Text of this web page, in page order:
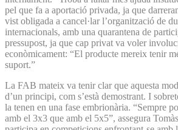
pel que fa a aportació privada, ja que
vist obligada a cancel·lar l’organització de
internacionals, amb una quarantena de
pressupost, ja que cap privat va voler
econòmicament: “El producte mereix tenir
suport.”
La FAB mateix va tenir clar que aquesta
d’un principi, com s’està demostrant. I
la tenen en una fase embrionària. “Sempre
amb el 3x3 que amb el 5x5”, assegura